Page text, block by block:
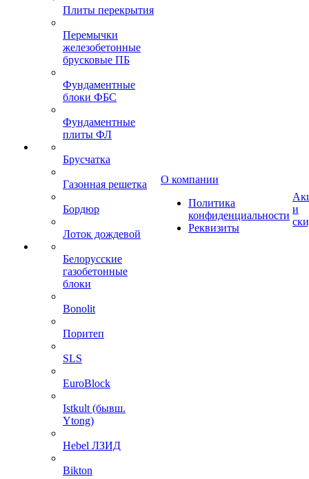
Плиты перекрытия
Перемычки
железобетонные
брусковые ПБ
Фундаментные
блоки ФБС
Фундаментные
плиты ФЛ
Брусчатка
Газонная решетка
Бордюр
Лоток дождевой
Белорусские
газобетонные
блоки
Bonolit
Поритеп
SLS
EuroBlock
Istkult (бывш.
Ytong)
Hebel ЛЗИД
Bikton
О компании
Политика
конфиденциальности
Реквизиты
и